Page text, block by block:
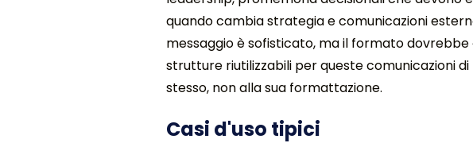
quando cambia strategia e comunicazioni
messaggio è sofisticato, ma il formato
strutture riutilizzabili per queste comunicazioni
stesso, non alla sua formattazione.
Casi d'uso tipici